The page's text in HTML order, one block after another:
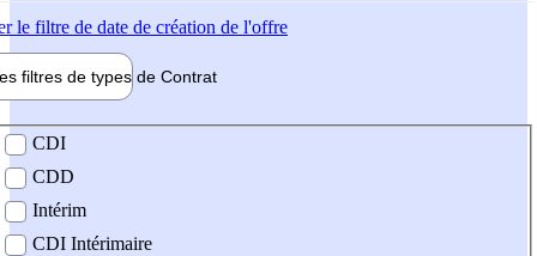
le filtre de date de création de l'offre
filtres de types de Contrat
contrat
CDI
CDD
Intérim
CDI Intérimaire